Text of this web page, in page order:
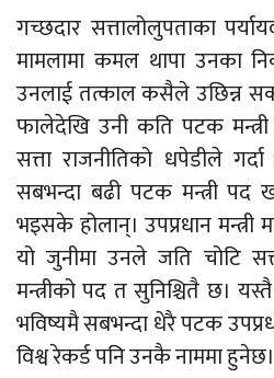
गच्छदार सत्तालोलुपताका
मामलामा कमल थापा उनका
उनलाई तत्काल कसैले उछिन्न
फालेदेखि उनी कति पटक
सत्ता राजनीतिको धपेडीले
सबभन्दा बढी पटक मन्त्री पद
भइसके होलान्। उपप्रधान मन्त्री
यो जुनीमा उनले जति चोटि
मन्त्रीको पद त सुनिश्चितै छ।
भविष्यमै सबभन्दा धेरै पटक
विश्व रेकर्ड पनि उनकै नाममा हुनेछ।